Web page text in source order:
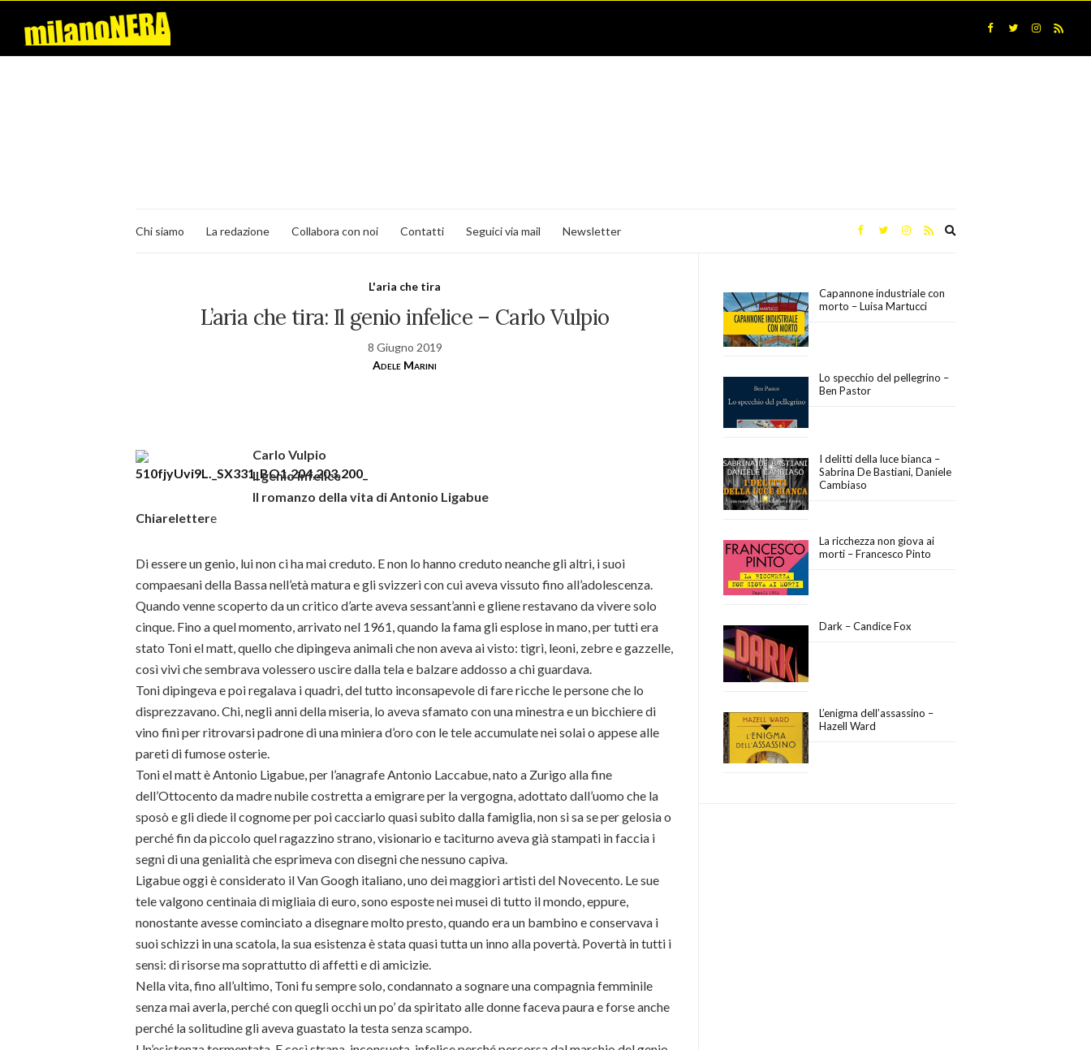
Chi siamo La redazione Collabora con noi Contatti Seguici via mail Newsletter
L'aria che tira
L’aria che tira: Il genio infelice – Carlo Vulpio
8 Giugno 2019
Adele Marini
Carlo Vulpio
Il genio infelice
Il romanzo della vita di Antonio Ligabue
Chiarelettere
Di essere un genio, lui non ci ha mai creduto. E non lo hanno creduto neanche gli altri, i suoi
compaesani della Bassa nell’età matura e gli svizzeri con cui aveva vissuto fino all’adolescenza.
Quando venne scoperto da un critico d’arte aveva sessant’anni e gliene restavano da vivere solo
cinque. Fino a quel momento, arrivato nel 1961, quando la fama gli esplose in mano, per tutti era
stato Toni el matt, quello che dipingeva animali che non aveva ai visto: tigri, leoni, zebre e gazzelle,
così vivi che sembrava volessero uscire dalla tela e balzare addosso a chi guardava.
Toni dipingeva e poi regalava i quadri, del tutto inconsapevole di fare ricche le persone che lo
disprezzavano. Chi, negli anni della miseria, lo aveva sfamato con una minestra e un bicchiere di
vino finì per ritrovarsi padrone di una miniera d’oro con le tele accumulate nei solai o appese alle
pareti di fumose osterie.
Toni el matt è Antonio Ligabue, per l’anagrafe Antonio Laccabue, nato a Zurigo alla fine
dell’Ottocento da madre nubile costretta a emigrare per la vergogna, adottato dall’uomo che la
sposò e gli diede il cognome per poi cacciarlo quasi subito dalla famiglia, non si sa se per gelosia o
perché fin da piccolo quel ragazzino strano, visionario e taciturno aveva già stampati in faccia i
segni di una genialità che esprimeva con disegni che nessuno capiva.
Ligabue oggi è considerato il Van Googh italiano, uno dei maggiori artisti del Novecento. Le sue
tele valgono centinaia di migliaia di euro, sono esposte nei musei di tutto il mondo, eppure,
nonostante avesse cominciato a disegnare molto presto, quando era un bambino e conservava i
suoi schizzi in una scatola, la sua esistenza è stata quasi tutta un inno alla povertà. Povertà in tutti i
sensi: di risorse ma soprattutto di affetti e di amicizie.
Nella vita, fino all’ultimo, Toni fu sempre solo, condannato a sognare una compagnia femminile
senza mai averla, perché con quegli occhi un po’ da spiritato alle donne faceva paura e forse anche
perché la solitudine gli aveva guastato la testa senza scampo.
Capannone industriale con
morto – Luisa Martucci
Lo specchio del pellegrino –
Ben Pastor
I delitti della luce bianca –
Sabrina De Bastiani, Daniele
Cambiaso
La ricchezza non giova ai
morti – Francesco Pinto
Dark – Candice Fox
L’enigma dell’assassino –
Hazell Ward